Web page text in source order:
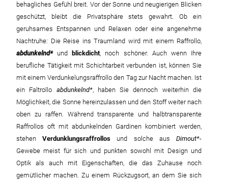
behagliches Gefühl breit. Vor der Sonne und neugierigen Blicken
geschützt, bleibt die Privatsphäre stets gewahrt. Ob ein
geruhsames Entspannen und Relaxen oder eine angenehme
Nachtruhe: Die Reise ins Traumland wird mit einem Raffrollo,
abdunkelnd und blickdicht, noch schöner. Auch wenn Ihre
berufliche Tätigkeit mit Schichtarbeit verbunden ist, können Sie
mit einem Verdunkelungsraffrollo den Tag zur Nacht machen. Ist
ein Faltrollo abdunkelnd , haben Sie dennoch weiterhin die
Möglichkeit, die Sonne hereinzulassen und den Stoff weiter nach
oben zu raffen. Während transparente und halbtransparente
Raffrollos oft mit abdunkelnden Gardinen kombiniert werden,
stehenVerdunklungsraffrollos und solche ausDimout -
Gewebe meist für sich und punkten sowohl mit Design und
Optik als auch mit Eigenschaften, die das Zuhause noch
gemütlicher machen. Zu einem Rückzugsort, an dem Sie sich